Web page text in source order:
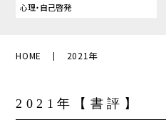
心理・自己啓発
HOME 2021年
2021年【書評】